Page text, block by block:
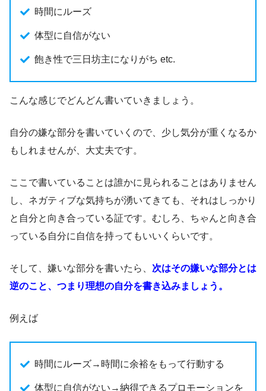
時間にルーズ
体型に自信がない
飽き性で三日坊主になりがち etc.
こんな感じでどんどん書いていきましょう。
自分の嫌な部分を書いていくので、少し気分が重くなるか
もしれませんが、大丈夫です。
ここで書いていることは誰かに見られることはありません
し、ネガティブな気持ちが湧いてきても、それはしっかり
と自分と向き合っている証です。むしろ、ちゃんと向き合
っている自分に自信を持ってもいいくらいです。
そして、嫌いな部分を書いたら、 次はその嫌いな部分とは
逆のこと、つまり理想の自分を書き込みましょう。
例えば
時間にルーズ→時間に余裕をもって行動する
体型に自信がない→納得できるプロモーションを